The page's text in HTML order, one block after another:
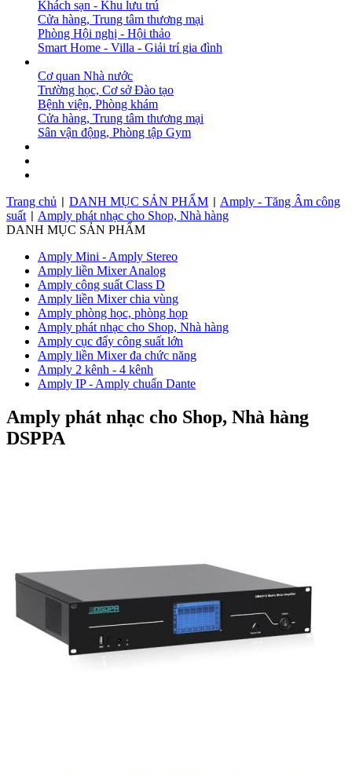
Khách sạn - Khu lưu trú
Cửa hàng, Trung tâm thương mại
Phòng Hội nghị - Hội thảo
Smart Home - Villa - Giải trí gia đình
Cơ quan Nhà nước
Trường học, Cơ sở Đào tạo
Bệnh viện, Phòng khám
Cửa hàng, Trung tâm thương mại
Sân vận động, Phòng tập Gym
Trang chủ
DANH MỤC SẢN PHẨM
Amply - Tăng Âm công
suất
Amply phát nhạc cho Shop, Nhà hàng
DANH MỤC SẢN PHẨM
Amply Mini - Amply Stereo
Amply liền Mixer Analog
Amply công suất Class D
Amply liền Mixer chia vùng
Amply phòng học, phòng họp
Amply phát nhạc cho Shop, Nhà hàng
Amply cục đẩy công suất lớn
Amply liền Mixer đa chức năng
Amply 2 kênh - 4 kênh
Amply IP - Amply chuẩn Dante
Amply phát nhạc cho Shop, Nhà hàng
DSPPA